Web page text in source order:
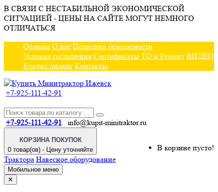
В СВЯЗИ С НЕСТАБИЛЬНОЙ ЭКОНОМИЧЕСКОЙ
СИТУАЦИЕЙ - ЦЕНЫ НА САЙТЕ МОГУТ НЕМНОГО
ОТЛИЧАТЬСЯ
Отзывы О нас Политика безопасности
Условия соглашения Сертификаты ТО и Ремонт ВИДЕО
Кредит/лизинг Контакты
+7-925-111-42-91
+7-925-111-42-91 info@kupit-minitraktor.ru
КОРЗИНА ПОКУПОК
0 товар(ов) - Цену уточняйте
В корзине пусто!
Трактора Навесное оборудование
Мобильное меню
✕